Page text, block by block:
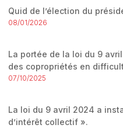
Quid de l’élection du
08/01/2026
La portée de la loi du 9
des copropriétés en
07/10/2025
La loi du 9 avril 2024 a
d’intérêt collectif ».